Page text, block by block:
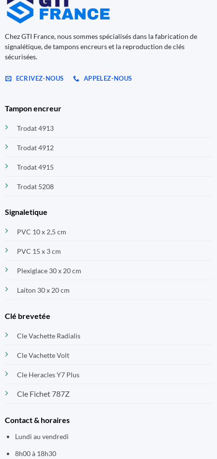
Chez GTI France, nous sommes spécialisés dans la fabrication de
signalétique, de tampons encreurs et la reproduction de clés
sécurisées.
ECRIVEZ-NOUS APPELEZ-NOUS
Tampon encreur
Trodat 4913
Trodat 4912
Trodat 4915
Trodat 5208
Signaletique
PVC 10 x 2,5 cm
PVC 15 x 3 cm
Plexiglace 30 x 20 cm
Laiton 30 x 20 cm
Clé brevetée
Cle Vachette Radialis
Cle Vachette Volt
Cle Heracles Y7 Plus
Cle Fichet 787Z
Contact & horaires
Lundi au vendredi
8h00 à 18h30